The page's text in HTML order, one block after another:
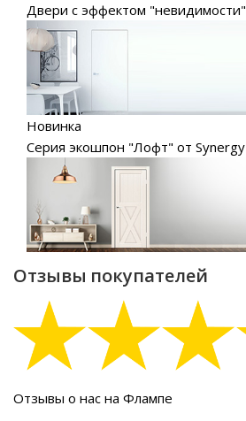
Двери с эффектом "невидимости"
Новинка
Серия экошпон "Лофт" от Synergy
Отзывы покупателей
Отзывы о нас на Флампе